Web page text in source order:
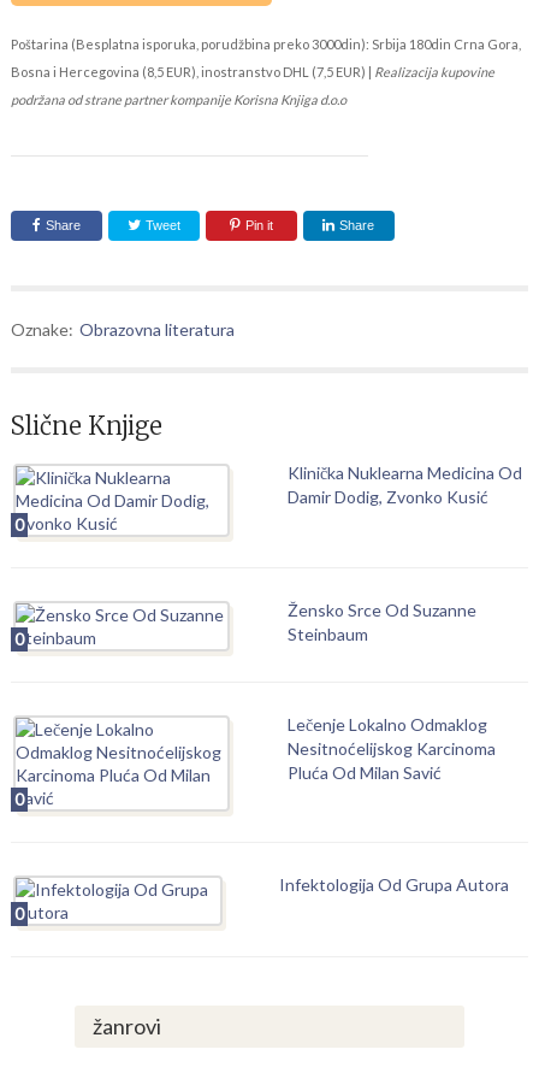
Poštarina (Besplatna isporuka, porudžbina preko 3000din): Srbija 180din Crna Gora,
Bosna i Hercegovina (8,5 EUR), inostranstvo DHL (7,5 EUR) | Realizacija kupovine
podržana od strane partner kompanije Korisna Knjiga d.o.o
Share Tweet Pin it Share
Oznake: Obrazovna literatura
Slične Knjige
0
Klinička Nuklearna Medicina Od
Damir Dodig, Zvonko Kusić
0
Žensko Srce Od Suzanne
Steinbaum
0
Lečenje Lokalno Odmaklog
Nesitnoćelijskog Karcinoma
Pluća Od Milan Savić
0
Infektologija Od Grupa Autora
žanrovi